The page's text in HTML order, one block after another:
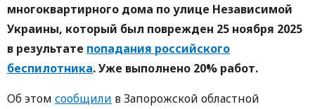
многоквартирного дома по улице Независимой
Украины, который был поврежден 25 ноября 2025
в результате попадания российского
беспилотника. Уже выполнено 20% работ.
Об этом сообщили в Запорожской областной